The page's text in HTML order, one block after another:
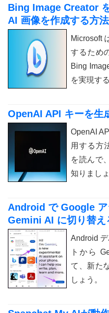
Bing Image Creator
AI 画像を作成する方法
Microsoft
するため
Bing
を実現す
OpenAI API キーを生
OpenAI
用する方
を読んで
知りまし
Android で Google ア
Gemini AI に切り替え
Android
トから
て、新た
しょう。